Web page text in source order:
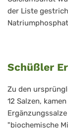
der Liste
Schüßler
Zu den
12 Salzen,
"biochemische